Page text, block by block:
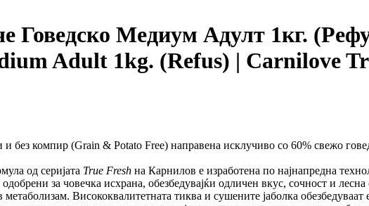
Медиум Адулт 1кг.
Adult 1kg. (Refus) | Carnilove
без компир (Grain & Potato Free) направена исклучиво со 60% свежо
од серијата True Fresh на Карнилов е изработена по најнапредна
за човечка исхрана, обезбедувајќи одличен вкус, сочност и
Висококвалитетната тиква и сушените јаболка